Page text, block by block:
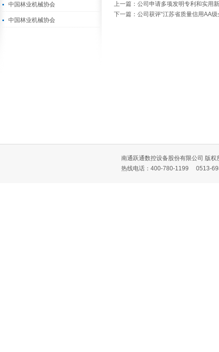
中国林业机械协会
中国林业机械协会
上一篇： 公司申请多项发明专利和实用
下一篇： 公司获评“江苏省质量信用AA级
南通跃通数控设备股份有限公司 版
热线电话：400-780-1199 0513-